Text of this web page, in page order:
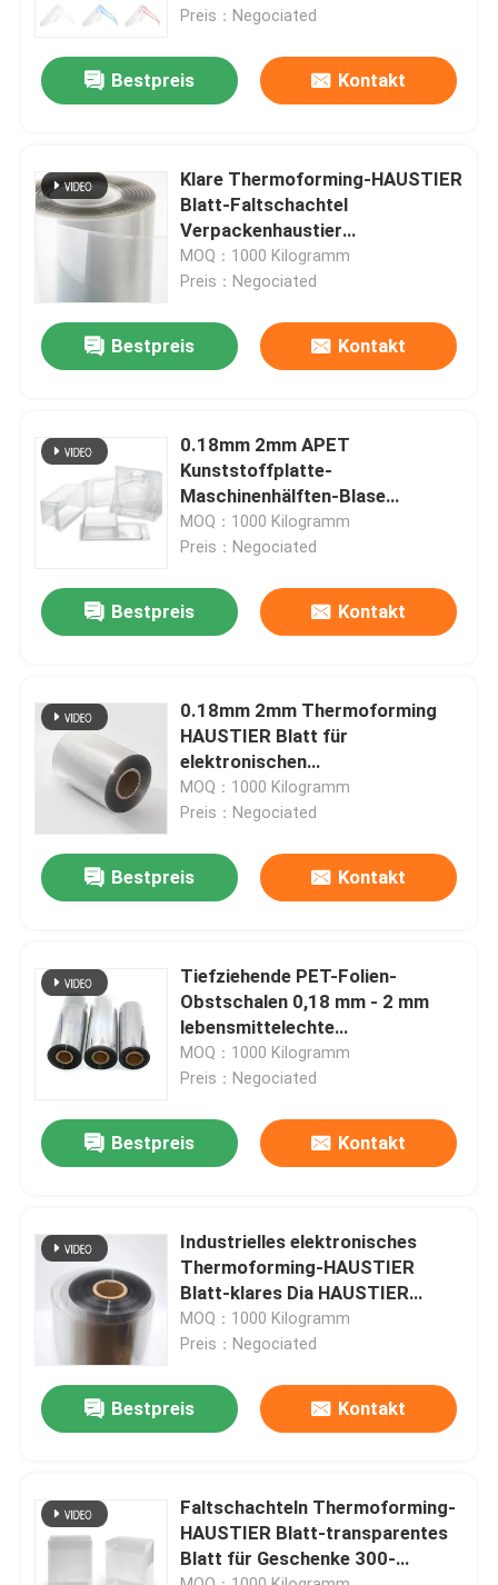
Produkte
Fabrik-Ausflug
Treten Sie mit uns in Verbindung
Nachrichten
Fälle
PET-Folie
Preis：Negociated
Bestpreis Kontakt
Klare Thermoforming-HAUSTIER
Blatt-Faltschachtel
Verpackenhaustier
Kunststoffplatte
MOQ：1000 Kilogramm
Preis：Negociated
Bestpreis Kontakt
0.18mm 2mm APET
Kunststoffplatte-
Maschinenhälften-Blase
elektronische
Verpackenthermoforming-
MOQ：1000 Kilogramm
Preis：Negociated
Bestpreis Kontakt
0.18mm 2mm Thermoforming
HAUSTIER Blatt für
elektronischen
Verpackenbehälter
MOQ：1000 Kilogramm
Preis：Negociated
Bestpreis Kontakt
Tiefziehende PET-Folien-
Obstschalen 0,18 mm - 2 mm
lebensmittelechte
Kunststoffplatten für
Lebensmittelbehälter und Deckel
MOQ：1000 Kilogramm
Preis：Negociated
Bestpreis Kontakt
Industrielles elektronisches
Thermoforming-HAUSTIER
Blatt-klares Dia HAUSTIER
Plastikeinsatz-Blasen-Behälter
MOQ：1000 Kilogramm
Preis：Negociated
Bestpreis Kontakt
Faltschachteln Thermoforming-
HAUSTIER Blatt-transparentes
Blatt für Geschenke 300-